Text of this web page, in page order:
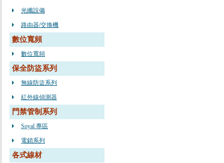
光纖設備
路由器/交換機
數位寬頻
數位寬頻
保全防盜系列
無線防盜系列
紅外線偵測器
門禁管制系列
Soyal 專區
電鎖系列
各式線材